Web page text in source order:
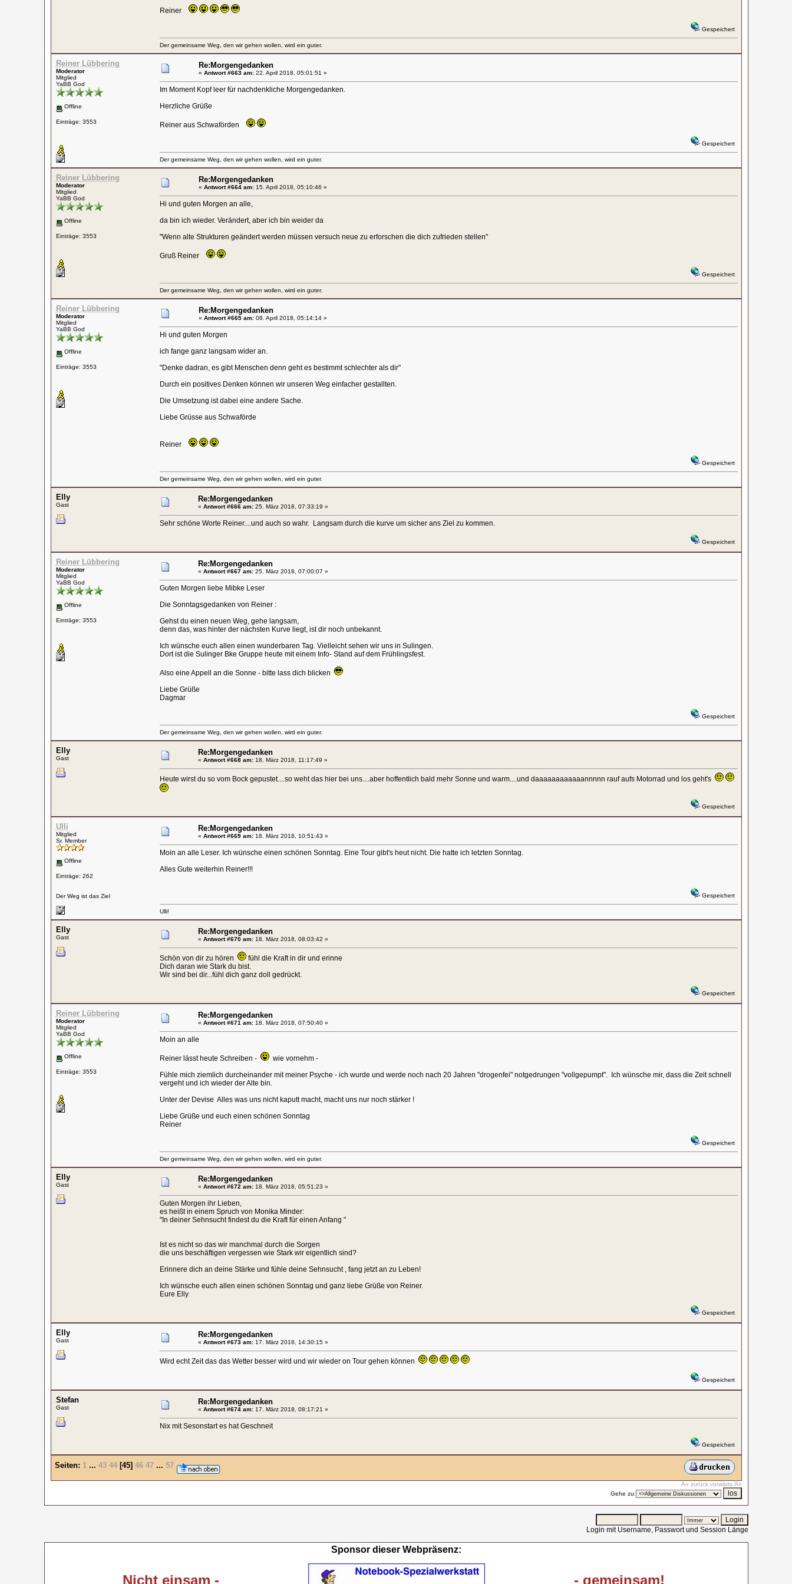
Reiner
Gespeichert
Der gemeinsame Weg, den wir gehen wollen, wird ein guter.
Reiner Lübbering
Moderator
Mitglied
YaBB God
Offline
Einträge: 3553
Re:Morgengedanken
« Antwort #663 am:22. April 2018, 05:01:51 »
Im Moment Kopf leer für nachdenkliche Morgengedanken.
Herzliche Grüße
Reiner aus Schwaförden
Gespeichert
Der gemeinsame Weg, den wir gehen wollen, wird ein guter.
Reiner Lübbering
Moderator
Mitglied
YaBB God
Offline
Einträge: 3553
Re:Morgengedanken
« Antwort #664 am:15. April 2018, 05:10:46 »
Hi und guten Morgen an alle,
da bin ich wieder. Verändert, aber ich bin weider da
"Wenn alte Strukturen geändert werden müssen versuch neue zu erforschen die dich zufrieden stellen"
Gruß Reiner
Gespeichert
Der gemeinsame Weg, den wir gehen wollen, wird ein guter.
Reiner Lübbering
Moderator
Mitglied
YaBB God
Offline
Einträge: 3553
Re:Morgengedanken
« Antwort #665 am:08. April 2018, 05:14:14 »
Hi und guten Morgen
ich fange ganz langsam wider an.
"Denke dadran, es gibt Menschen denn geht es bestimmt schlechter als dir"
Durch ein positives Denken können wir unseren Weg einfacher gestallten.
Die Umsetzung ist dabei eine andere Sache.
Liebe Grüsse aus Schwaförde
Reiner
Gespeichert
Der gemeinsame Weg, den wir gehen wollen, wird ein guter.
Elly
Gast
Re:Morgengedanken
« Antwort #666 am:25. März 2018, 07:33:19 »
Sehr schöne Worte Reiner....und auch so wahr. Langsam durch die kurve um sicher ans Ziel zu kommen.
Gespeichert
Reiner Lübbering
Moderator
Mitglied
YaBB God
Offline
Einträge: 3553
Re:Morgengedanken
« Antwort #667 am:25. März 2018, 07:00:07 »
Guten Morgen liebe Mibke Leser
Die Sonntagsgedanken von Reiner :
Gehst du einen neuen Weg, gehe langsam,
denn das, was hinter der nächsten Kurve liegt, ist dir noch unbekannt.
Ich wünsche euch allen einen wunderbaren Tag. Vielleicht sehen wir uns in Sulingen.
Dort ist die Sulinger Bke Gruppe heute mit einem Info- Stand auf dem Frühlingsfest.
Also eine Appell an die Sonne - bitte lass dich blicken
Liebe Grüße
Dagmar
Gespeichert
Der gemeinsame Weg, den wir gehen wollen, wird ein guter.
Elly
Gast
Re:Morgengedanken
« Antwort #668 am:18. März 2018, 11:17:49 »
Heute wirst du so vom Bock gepustet....so weht das hier bei uns....aber hoffentlich bald mehr Sonne und warm....und daaaaaaaaaaaannnnn rauf aufs Motorrad und los geht's
Gespeichert
Ulli
Mitglied
Sr. Member
Offline
Einträge: 262
Der Weg ist das Ziel
Re:Morgengedanken
« Antwort #669 am:18. März 2018, 10:51:43 »
Moin an alle Leser. Ich wünsche einen schönen Sonntag. Eine Tour gibt's heut nicht. Die hatte ich letzten Sonntag.
Alles Gute weiterhin Reiner!!!
Gespeichert
Ulli!
Elly
Gast
Re:Morgengedanken
« Antwort #670 am:18. März 2018, 08:03:42 »
Schön von dir zu hören
fühl die Kraft in dir und erinne
Dich daran wie Stark du bist.
Wir sind bei dir...fühl dich ganz doll gedrückt.
Gespeichert
Reiner Lübbering
Moderator
Mitglied
YaBB God
Offline
Einträge: 3553
Re:Morgengedanken
« Antwort #671 am:18. März 2018, 07:50:40 »
Moin an alle
Reiner lässt heute Schreiben -
wie vornehm -
Fühle mich ziemlich durcheinander mit meiner Psyche - ich wurde und werde noch nach 20 Jahren "drogenfei" notgedrungen "vollgepumpt". Ich wünsche mir, dass die Zeit schnell
vergeht und ich wieder der Alte bin.
Unter der Devise Alles was uns nicht kaputt macht, macht uns nur noch stärker !
Liebe Grüße und euch einen schönen Sonntag
Reiner
Gespeichert
Der gemeinsame Weg, den wir gehen wollen, wird ein guter.
Elly
Gast
Re:Morgengedanken
« Antwort #672 am:18. März 2018, 05:51:23 »
Guten Morgen ihr Lieben,
es heißt in einem Spruch von Monika Minder:
"In deiner Sehnsucht findest du die Kraft für einen Anfang "
Ist es nicht so das wir manchmal durch die Sorgen
die uns beschäftigen vergessen wie Stark wir eigentlich sind?
Erinnere dich an deine Stärke und fühle deine Sehnsucht , fang jetzt an zu Leben!
Ich wünsche euch allen einen schönen Sonntag und ganz liebe Grüße von Reiner.
Eure Elly
Gespeichert
Elly
Gast
Re:Morgengedanken
« Antwort #673 am:17. März 2018, 14:30:15 »
Wird echt Zeit das das Wetter besser wird und wir wieder on Tour gehen können
Gespeichert
Stefan
Gast
Re:Morgengedanken
« Antwort #674 am:17. März 2018, 08:17:21 »
Nix mit Sesonstart es hat Geschneit
Gespeichert
Seiten: 1 ... 43 44[45] 46 47 ... 57
Â« zurück vorwärts Â»
Gehe zu:
Login mit Username, Passwort und Session Länge
Nicht einsam -
Sponsor dieser Webpräsenz:
- gemeinsam!